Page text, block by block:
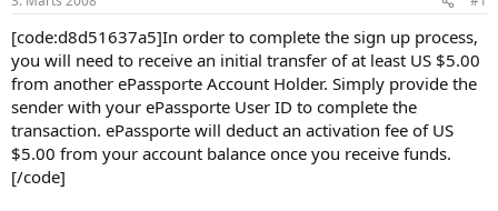
n
u
z
s
ā
c
ē
s
a
t
u
m
s
[code:d8d51637a5]In order to complete the sign up process,
you will need to receive an initial transfer of at least US $5.00
from another ePassporte Account Holder. Simply provide the
sender with your ePassporte User ID to complete the
transaction. ePassporte will deduct an activation fee of US
$5.00 from your account balance once you receive funds.
[/code]